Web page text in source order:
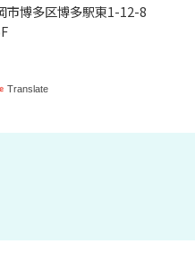
Translate
博多区博多駅東1-12-8